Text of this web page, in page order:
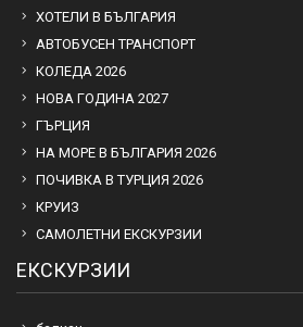
ХОТЕЛИ В БЪЛГАРИЯ
АВТОБУСЕН ТРАНСПОРТ
КОЛЕДА 2026
НОВА ГОДИНА 2027
ГЪРЦИЯ
НА МОРЕ В БЪЛГАРИЯ 2026
ПОЧИВКА В ТУРЦИЯ 2026
КРУИЗ
САМОЛЕТНИ ЕКСКУРЗИИ
ЕКСКУРЗИИ